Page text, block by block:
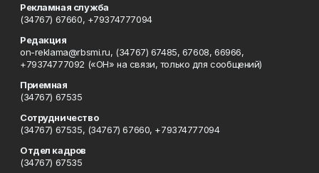
Рекламная служба
(34767) 67660, +79374777094
Редакция
on-reklama@rbsmi.ru, (34767) 67485, 67608, 66966,
+79374777092 («ОН» на связи, только для сообщений)
Приемная
(34767) 67535
Сотрудничество
(34767) 67535, (34767) 67660, +79374777094
Отдел кадров
(34767) 67535